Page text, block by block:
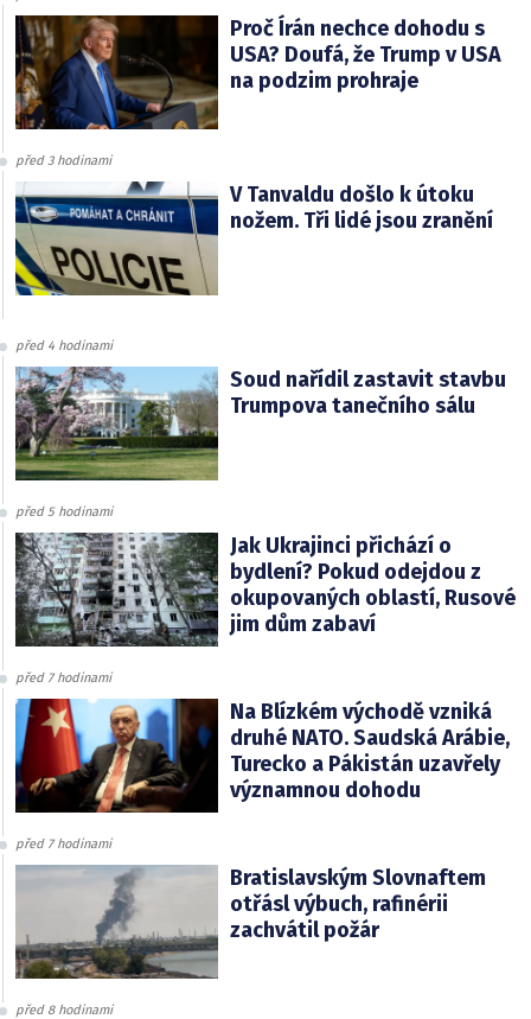
Proč Írán nechce dohodu s
USA? Doufá, že Trump v USA
na podzim prohraje
před 3 hodinami
V Tanvaldu došlo k útoku
nožem. Tři lidé jsou zranění
před 4 hodinami
Soud nařídil zastavit stavbu
Trumpova tanečního sálu
před 5 hodinami
Jak Ukrajinci přichází o
bydlení? Pokud odejdou z
okupovaných oblastí, Rusové
jim dům zabaví
před 7 hodinami
Na Blízkém východě vzniká
druhé NATO. Saudská Arábie,
Turecko a Pákistán uzavřely
významnou dohodu
před 7 hodinami
Bratislavským Slovnaftem
otřásl výbuch, rafinérii
zachvátil požár
před 8 hodinami